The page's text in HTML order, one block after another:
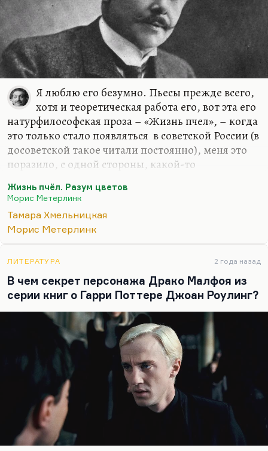
что…
Я люблю его безумно. Пьесы прежде всего,
хотя и теоретическая работа его, вот эта его
натурфилософская проза – «Жизнь пчел», – когда
это только стало появляться в советской России (в
досоветской такое читали постоянно), меня это
поразило, с одной стороны, какой-то
любил такие метафизические объяснения
природы. Мне всегда казалось, что эволюция и
биология – это вещи духовные, что это господь
так устроил. И подход Метерлинка казался мне
Я помню, как Тамара Хмельницкая мне пыталась
объяснить антропософию. Она же сама была
антропософка, она занималась всю жизнь
творчеством Белого. Именно…
Жизнь пчёл. Разум цветов
Морис Метерлинк
Тамара Хмельницкая
Морис Метерлинк
ЛИТЕРАТУРА 2 года назад
В чем секрет персонажа Драко Малфоя из
серии книг о Гарри Поттере Джоан Роулинг?